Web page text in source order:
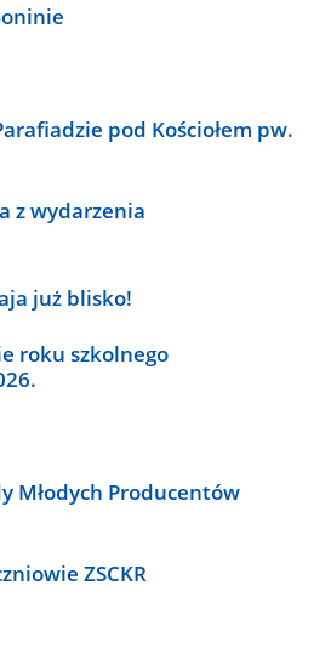
pod Kościołem pw.
z wydarzenia
już blisko!
roku szkolnego
Młodych Producentów
ZSCKR